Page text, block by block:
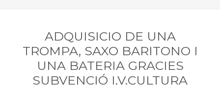
Historia Unió Musical La Nucia
Escola de música
Director de l'escola
ADQUISICIO DE UNA
TROMPA, SAXO BARITONO I
UNA BATERIA GRACIES
SUBVENCIÓ I.V.CULTURA